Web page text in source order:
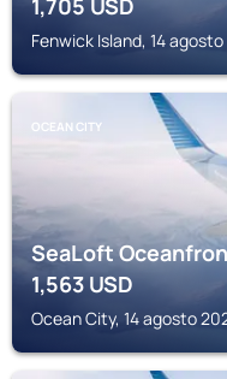
1,705USD
Fenwick Island, 14
OCEAN CITY
SeaLoft
1,563 USD
Ocean City, 14 agosto